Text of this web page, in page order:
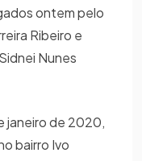
ontem pelo
Ribeiro e
Nunes
janeiro de 2020,
bairro Ivo